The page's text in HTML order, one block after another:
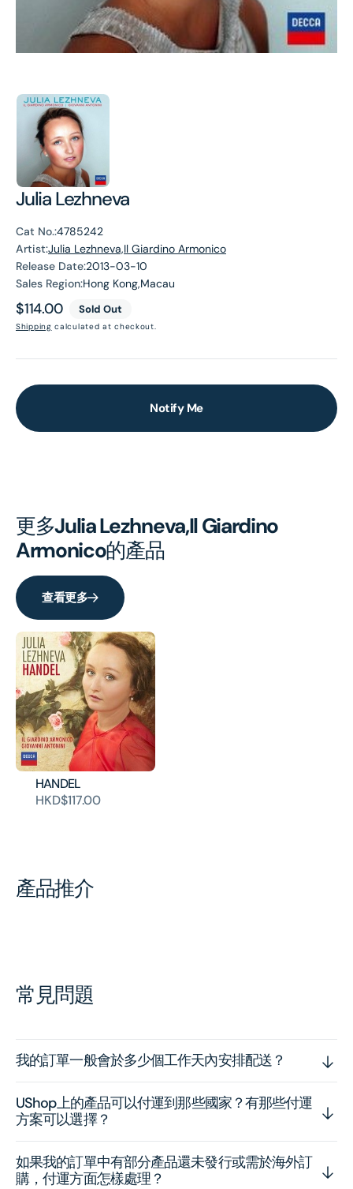
Julia Lezhneva
Cat No.:4785242
Artist:Julia Lezhneva,Il Giardino Armonico
Release Date:2013-03-10
Sales Region:Hong Kong,Macau
Regular
price
$114.00 Sold Out
Shipping calculated at checkout.
Notify Me
更多Julia Lezhneva,Il Giardino
Armonico的產品
查看更多
HANDEL
HKD$117.00
產品推介
常見問題
我的訂單一般會於多少個工作天內安排配送？
UShop上的產品可以付運到那些國家？有那些付運
方案可以選擇？
如果我的訂單中有部分產品還未發行或需於海外訂
購，付運方面怎樣處理？